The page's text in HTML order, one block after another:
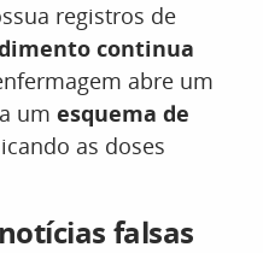
registros de
continua
abre um
um esquema de
as doses
falsas